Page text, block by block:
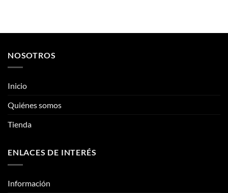
múltiples
en
producto
NOSOTROS
Inicio
Quiénes somos
Tienda
ENLACES DE INTERÉS
Información